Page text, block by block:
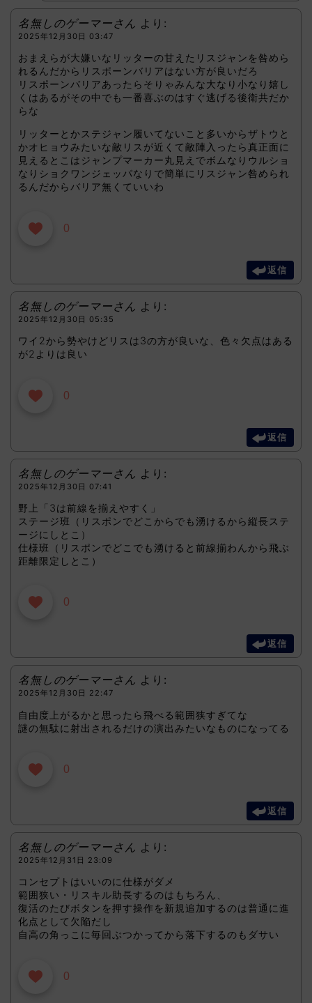
名無しのゲーマーさん より:
2025年12月30日 03:47
おまえらが大嫌いなリッターの甘えたリスジャンを咎めら
れるんだからリスポーンバリアはない方が良いだろ
リスポーンバリアあったらそりゃみんな大なり小なり嬉し
くはあるがその中でも一番喜ぶのはすぐ逃げる後衛共だか
らな
リッターとかステジャン履いてないこと多いからザトウと
かオヒョウみたいな敵リスが近くて敵陣入ったら真正面に
見えるとこはジャンプマーカー丸見えでボムなりウルショ
なりショクワンジェッパなりで簡単にリスジャン咎められ
るんだからバリア無くていいわ
0
返信
名無しのゲーマーさん より:
2025年12月30日 05:35
ワイ2から勢やけどリスは3の方が良いな、色々欠点はある
が2よりは良い
0
返信
名無しのゲーマーさん より:
2025年12月30日 07:41
野上「3は前線を揃えやすく」
ステージ班（リスポンでどこからでも湧けるから縦長ステ
ージにしとこ）
仕様班（リスポンでどこでも湧けると前線揃わんから飛ぶ
距離限定しとこ）
0
返信
名無しのゲーマーさん より:
2025年12月30日 22:47
自由度上がるかと思ったら飛べる範囲狭すぎてな
謎の無駄に射出されるだけの演出みたいなものになってる
0
返信
名無しのゲーマーさん より:
2025年12月31日 23:09
コンセプトはいいのに仕様がダメ
範囲狭い・リスキル助長するのはもちろん、
復活のたびボタンを押す操作を新規追加するのは普通に進
化点として欠陥だし
自高の角っこに毎回ぶつかってから落下するのもダサい
0